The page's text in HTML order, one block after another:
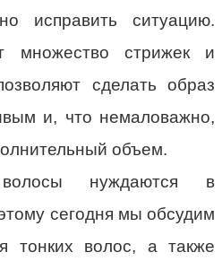
исправить ситуацию.
множество стрижек и
сделать образ
и, что немаловажно,
объем.
нуждаются в
сегодня мы обсудим
тонких волос, а также